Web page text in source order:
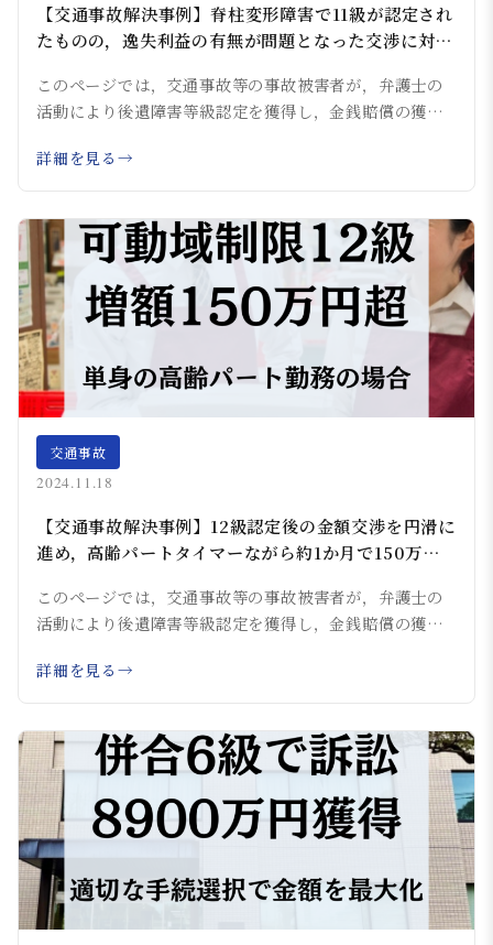
【交通事故解決事例】脊柱変形障害で11級が認定され
たものの，逸失利益の有無が問題となった交渉に対処
このページでは，交通事故等の事故被害者が，弁護士の
活動により後遺障害等級認定を獲得し，金銭賠償の獲
詳細を見る
交通事故
2024.11.18
【交通事故解決事例】12級認定後の金額交渉を円滑に
進め，高齢パートタイマーながら約1か月で150万円
このページでは，交通事故等の事故被害者が，弁護士の
活動により後遺障害等級認定を獲得し，金銭賠償の獲
詳細を見る